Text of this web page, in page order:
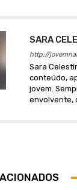
SARA
http://
Sara
conteúdo,
jovem.
envolvente,